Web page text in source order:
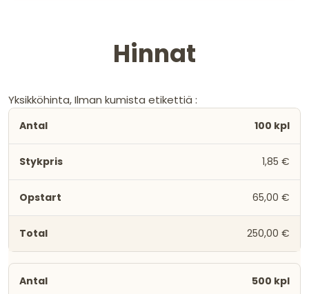
Hinnat
Yksikköhinta, Ilman kumista etikettiä :
100 kpl
1,85 €
65,00 €
250,00 €
500 kpl